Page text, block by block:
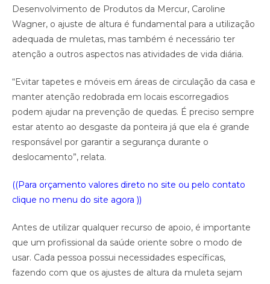
Desenvolvimento de Produtos da Mercur, Caroline
Wagner, o ajuste de altura é fundamental para a utilização
adequada de muletas, mas também é necessário ter
atenção a outros aspectos nas atividades de vida diária.
“Evitar tapetes e móveis em áreas de circulação da casa e
manter atenção redobrada em locais escorregadios
podem ajudar na prevenção de quedas. É preciso sempre
estar atento ao desgaste da ponteira já que ela é grande
responsável por garantir a segurança durante o
deslocamento”, relata.
((Para orçamento valores direto no site ou pelo contato
clique no menu do site agora ))
Antes de utilizar qualquer recurso de apoio, é importante
que um profissional da saúde oriente sobre o modo de
usar. Cada pessoa possui necessidades específicas,
fazendo com que os ajustes de altura da muleta sejam